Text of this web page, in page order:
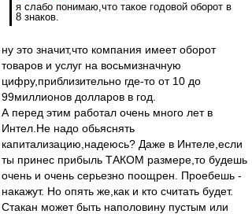
я слабо понимаю,что такое годовой оборот в
8 знаков.
ну это значит,что компания имеет оборот
товаров и услуг на восьмизначную
цифру,приблизительно где-то от 10 до
99миллионов долларов в год.
А перед этим работал очень много лет в
Интел.Не надо обьяснять
капитализацию,надеюсь? Даже в Интеле,если
ты принес прибыль ТАКОМ размере,то будешь
очень и очень серьезно поощрен. Проебешь -
накажут. Но опять же,как и кто считать будет.
Стакан может быть наполовину пустым или